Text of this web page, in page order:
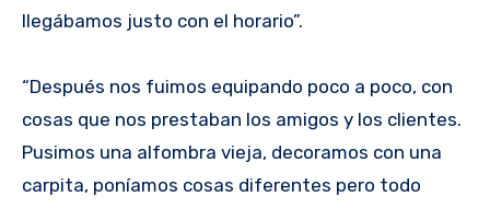
llegábamos justo con el horario”.
“Después nos fuimos equipando poco a poco, con
cosas que nos prestaban los amigos y los clientes.
Pusimos una alfombra vieja, decoramos con una
carpita, poníamos cosas diferentes pero todo